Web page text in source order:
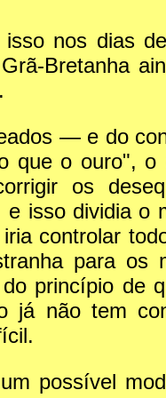
nos dias
Bretanha
— e do
que o ouro",
os
e isso dividia
controlar
para os
princípio de
já não tem
possível